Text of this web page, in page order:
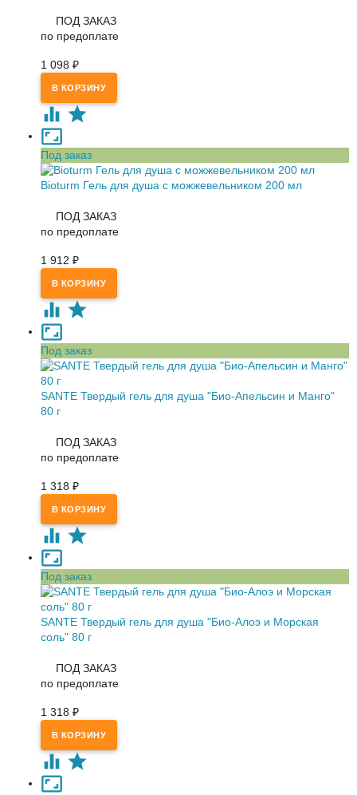
ПОД ЗАКАЗ
по предоплате
1 098 ₽
Под заказ
Bioturm Гель для душа с можжевельником 200 мл
ПОД ЗАКАЗ
по предоплате
1 912 ₽
Под заказ
SANTE Твердый гель для душа "Био-Апельсин и Манго"
80 г
ПОД ЗАКАЗ
по предоплате
1 318 ₽
Под заказ
SANTE Твердый гель для душа "Био-Алоэ и Морская
соль" 80 г
ПОД ЗАКАЗ
по предоплате
1 318 ₽